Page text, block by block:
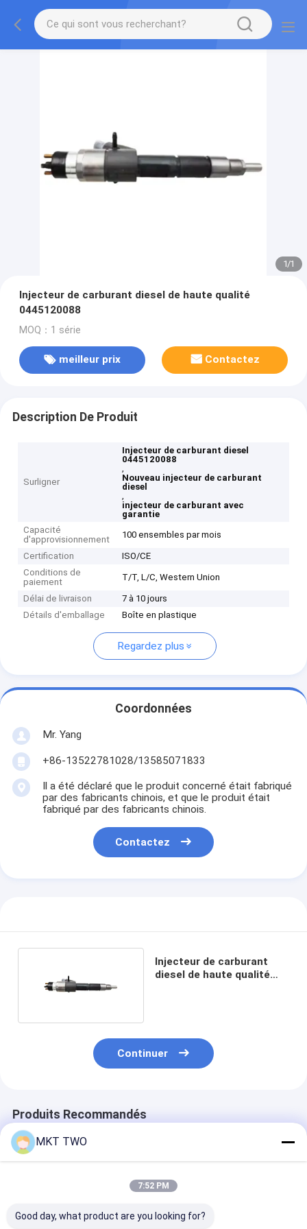
1/1
Injecteur de carburant diesel de haute qualité
0445120088
MOQ：1 série
meilleur prix Contactez
Description De Produit
Surligner
Injecteur de carburant diesel
0445120088
,
Nouveau injecteur de carburant
diesel
,
injecteur de carburant avec
garantie
Capacité
d'approvisionnement
100 ensembles par mois
Certification
ISO/CE
Conditions de
paiement
T/T, L/C, Western Union
Délai de livraison
7 à 10 jours
Détails d'emballage
Boîte en plastique
Regardez plus
Coordonnées
Mr. Yang
+86-13522781028/13585071833
Il a été déclaré que le produit concerné était fabriqué
par des fabricants chinois, et que le produit était
fabriqué par des fabricants chinois.
Contactez
Injecteur de carburant
diesel de haute qualité
Continuer
Produits Recommandés
MKT TWO
7:52 PM
Good day, what product are you looking for?